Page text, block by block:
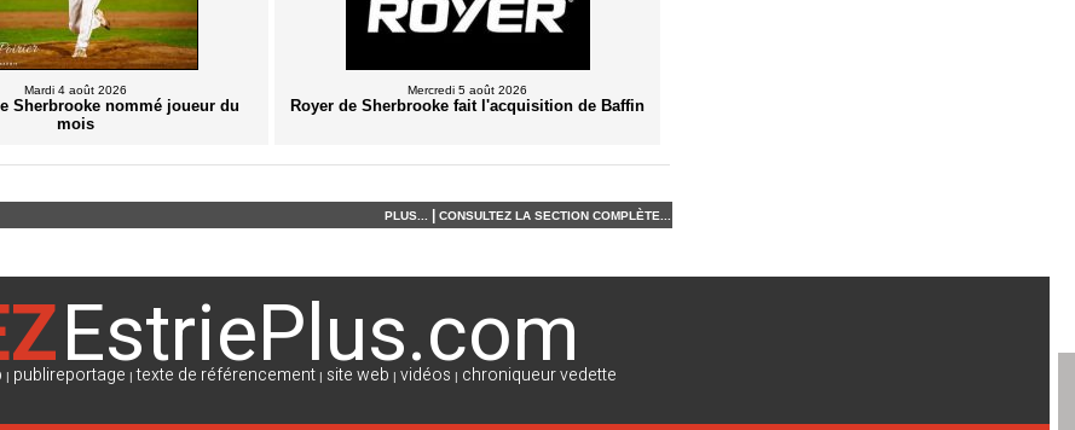
Mardi 4 août 2026
Sherbrooke nommé joueur du
mois
Mercredi 5 août 2026
Royer de Sherbrooke fait l'acquisition de Baffin
PLUS... CONSULTEZ LA SECTION COMPLÈTE...
EstriePlus.com
| publireportage |texte de référencement | site web | vidéos | chroniqueur vedette